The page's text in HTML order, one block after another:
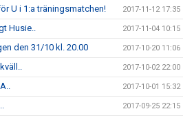
U i 1:a träningsmatchen! 2017-11-12 17:35
Husie.. 2017-11-04 10:15
den 31/10 kl. 20.00 2017-10-20 11:06
2017-10-02 22:00
2017-10-01 15:32
2017-09-25 22:15